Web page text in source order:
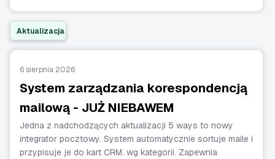
Aktualizacja
6 sierpnia 2026
System zarządzania korespondencją
mailową - JUŻ NIEBAWEM
Jedna z nadchodzących aktualizacji 5 ways to nowy
integrator pocztowy. System automatycznie sortuje maile i
przypisuje je do kart CRM. wg kategorii. Zapewnia